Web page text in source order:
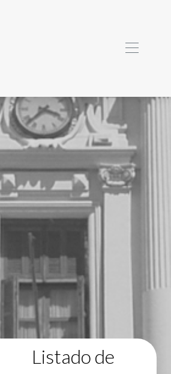
Listado de